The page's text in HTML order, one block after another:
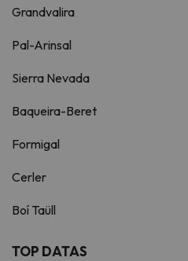
Grandvalira
Pal-Arinsal
Sierra Nevada
Baqueira-Beret
Formigal
Cerler
Boí Taüll
TOP DATAS